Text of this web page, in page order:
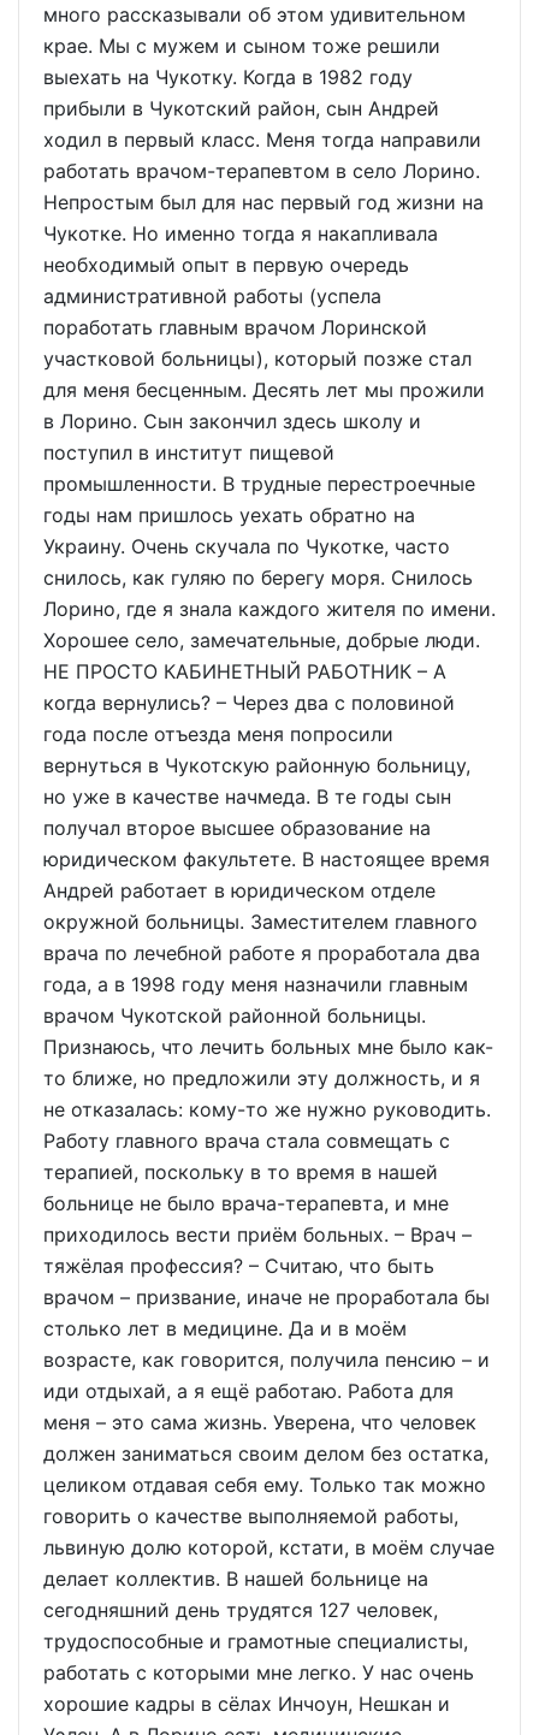
много рассказывали об этом удивительном
крае. Мы с мужем и сыном тоже решили
выехать на Чукотку. Когда в 1982 году
прибыли в Чукотский район, сын Андрей
ходил в первый класс. Меня тогда направили
работать врачом-терапевтом в село Лорино.
Непростым был для нас первый год жизни на
Чукотке. Но именно тогда я накапливала
необходимый опыт в первую очередь
административной работы (успела
поработать главным врачом Лоринской
участковой больницы), который позже стал
для меня бесценным. Десять лет мы прожили
в Лорино. Сын закончил здесь школу и
поступил в институт пищевой
промышленности. В трудные перестроечные
годы нам пришлось уехать обратно на
Украину. Очень скучала по Чукотке, часто
снилось, как гуляю по берегу моря. Снилось
Лорино, где я знала каждого жителя по имени.
Хорошее село, замечательные, добрые люди.
НЕ ПРОСТО КАБИНЕТНЫЙ РАБОТНИК – А
когда вернулись? – Через два с половиной
года после отъезда меня попросили
вернуться в Чукотскую районную больницу,
но уже в качестве начмеда. В те годы сын
получал второе высшее образование на
юридическом факультете. В настоящее время
Андрей работает в юридическом отделе
окружной больницы. Заместителем главного
врача по лечебной работе я проработала два
года, а в 1998 году меня назначили главным
врачом Чукотской районной больницы.
Признаюсь, что лечить больных мне было как-
то ближе, но предложили эту должность, и я
не отказалась: кому-то же нужно руководить.
Работу главного врача стала совмещать с
терапией, поскольку в то время в нашей
больнице не было врача-терапевта, и мне
приходилось вести приём больных. – Врач –
тяжёлая профессия? – Считаю, что быть
врачом – призвание, иначе не проработала бы
столько лет в медицине. Да и в моём
возрасте, как говорится, получила пенсию – и
иди отдыхай, а я ещё работаю. Работа для
меня – это сама жизнь. Уверена, что человек
должен заниматься своим делом без остатка,
целиком отдавая себя ему. Только так можно
говорить о качестве выполняемой работы,
львиную долю которой, кстати, в моём случае
делает коллектив. В нашей больнице на
сегодняшний день трудятся 127 человек,
трудоспособные и грамотные специалисты,
работать с которыми мне легко. У нас очень
хорошие кадры в сёлах Инчоун, Нешкан и